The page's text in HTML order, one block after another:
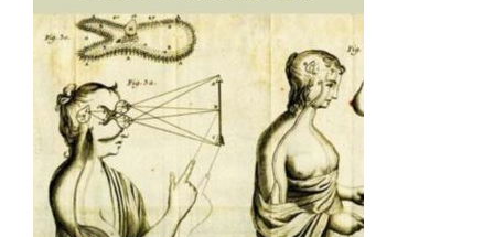
AJOUTER AU PANIER DÉTAILS